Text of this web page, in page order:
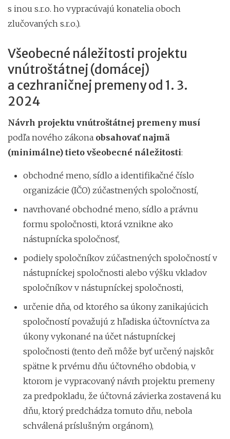
s inou s.r.o. ho vypracúvajú konatelia oboch
zlučovaných s.r.o.).
Všeobecné náležitosti projektu
vnútroštátnej (domácej)
a cezhraničnej premeny od 1. 3.
2024
Návrh projektu vnútroštátnej premeny musí
podľa nového zákona obsahovať najmä
(minimálne) tieto všeobecné náležitosti:
obchodné meno, sídlo a identifikačné číslo
organizácie (IČO) zúčastnených spoločností,
navrhované obchodné meno, sídlo a právnu
formu spoločnosti, ktorá vznikne ako
nástupnícka spoločnosť,
podiely spoločníkov zúčastnených spoločností v
nástupníckej spoločnosti alebo výšku vkladov
spoločníkov v nástupníckej spoločnosti,
určenie dňa, od ktorého sa úkony zanikajúcich
spoločností považujú z hľadiska účtovníctva za
úkony vykonané na účet nástupníckej
spoločnosti (tento deň môže byť určený najskôr
spätne k prvému dňu účtovného obdobia, v
ktorom je vypracovaný návrh projektu premeny
za predpokladu, že účtovná závierka zostavená ku
dňu, ktorý predchádza tomuto dňu, nebola
schválená príslušným orgánom),